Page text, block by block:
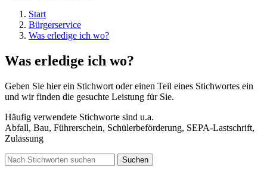
Start
Bürgerservice
Was erledige ich wo?
Was erledige ich wo?
Geben Sie hier ein Stichwort oder einen Teil eines Stichwortes ein
und wir finden die gesuchte Leistung für Sie.
Häufig verwendete Stichworte sind u.a.
Abfall, Bau, Führerschein, Schülerbeförderung, SEPA-Lastschrift,
Zulassung
Suchen